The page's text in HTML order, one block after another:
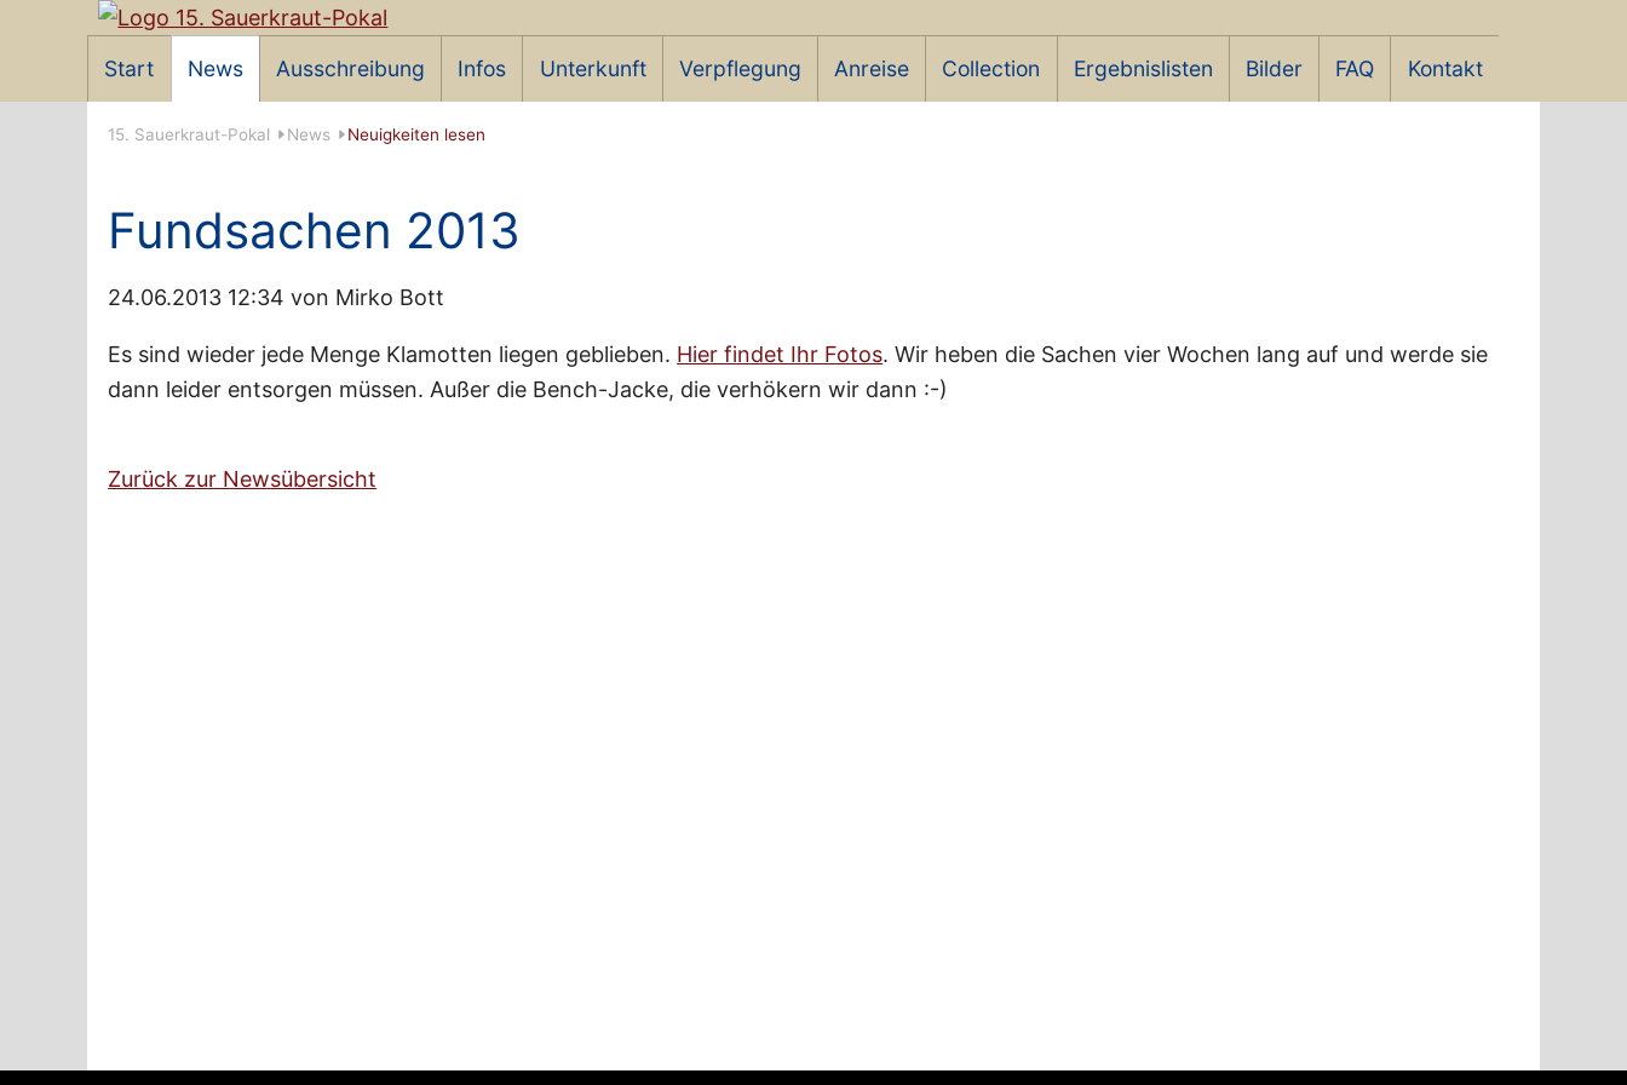
Start News Ausschreibung Infos Unterkunft Verpflegung Anreise Collection Ergebnislisten Bilder FAQ Kontakt
15. Sauerkraut-Pokal News Neuigkeiten lesen
Fundsachen 2013
24.06.2013 12:34 von Mirko Bott
Es sind wieder jede Menge Klamotten liegen geblieben. Hier findet Ihr Fotos. Wir heben die Sachen vier Wochen lang auf und werde sie
dann leider entsorgen müssen. Außer die Bench-Jacke, die verhökern wir dann :-)
Zurück zur Newsübersicht